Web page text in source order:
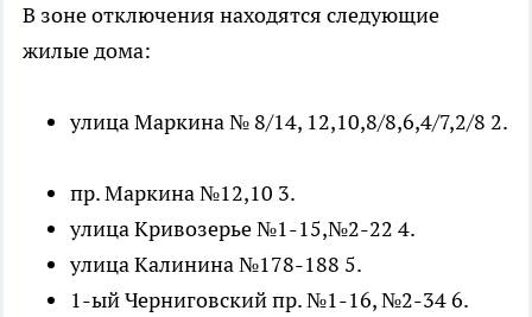
В зоне отключения находятся следующие
жилые дома:
улица Маркина № 8/14, 12,10,8/8,6,4/7,2/8 2.
пр. Маркина №12,10 3.
улица Кривозерье №1-15,№2-22 4.
улица Калинина №178-188 5.
1-ый Черниговский пр. №1-16, №2-34 6.